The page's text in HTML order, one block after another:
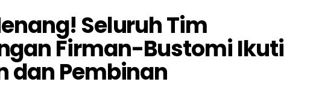
Seluruh Tim
Firman-Bustomi Ikuti
dan Pembinan